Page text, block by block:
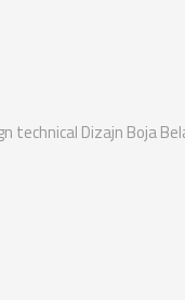
technical Dizajn Boja